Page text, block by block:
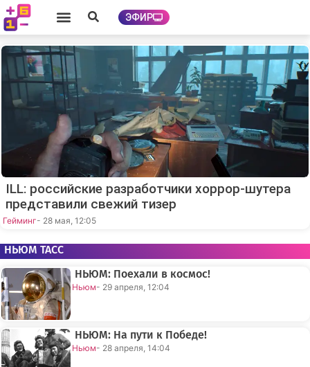
ЭФИР
ILL: российские разработчики хоррор-шутера
представили свежий тизер
Гейминг- 28 мая, 12:05
НЬЮМ ТАСС
НЬЮМ: Поехали в космос!
Ньюм- 29 апреля, 12:04
НЬЮМ: На пути к Победе!
Ньюм- 28 апреля, 14:04